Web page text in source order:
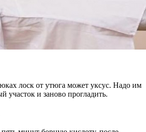
лоск от утюга может уксус. Надо им
участок и заново прогладить.